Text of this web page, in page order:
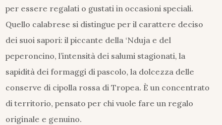
per essere regalati o gustati in occasioni speciali.
Quello calabrese si distingue per il carattere deciso
dei suoi sapori: il piccante della ‘Nduja e del
peperoncino, l’intensità dei salumi stagionati, la
sapidità dei formaggi di pascolo, la dolcezza delle
conserve di cipolla rossa di Tropea. È un concentrato
di territorio, pensato per chi vuole fare un regalo
originale e genuino.